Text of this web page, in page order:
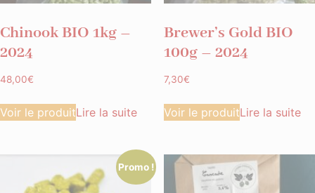
Chinook BIO 1kg –
2024
48,00€
Voir le produitLire la suite
Brewer’s Gold BIO
100g – 2024
7,30€
Voir le produitLire la suite
Promo !